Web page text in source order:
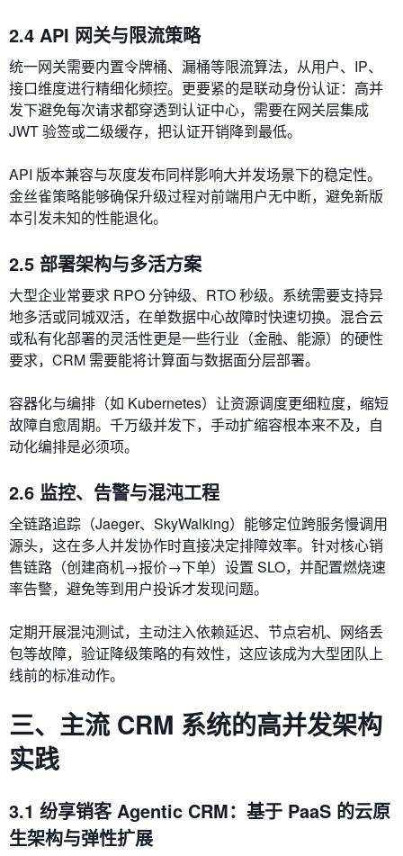
2.4 API 网关与限流策略
统一网关需要内置令牌桶、漏桶等限流算法，从用户、IP、
接口维度进行精细化频控。更要紧的是联动身份认证：高并
发下避免每次请求都穿透到认证中心，需要在网关层集成
JWT 验签或二级缓存，把认证开销降到最低。
API 版本兼容与灰度发布同样影响大并发场景下的稳定性。
金丝雀策略能够确保升级过程对前端用户无中断，避免新版
本引发未知的性能退化。
2.5 部署架构与多活方案
大型企业常要求 RPO 分钟级、RTO 秒级。系统需要支持异
地多活或同城双活，在单数据中心故障时快速切换。混合云
或私有化部署的灵活性更是一些行业（金融、能源）的硬性
要求，CRM 需要能将计算面与数据面分层部署。
容器化与编排（如 Kubernetes）让资源调度更细粒度，缩短
故障自愈周期。千万级并发下，手动扩缩容根本来不及，自
动化编排是必须项。
2.6 监控、告警与混沌工程
全链路追踪（Jaeger、SkyWalking）能够定位跨服务慢调用
源头，这在多人并发协作时直接决定排障效率。针对核心销
售链路（创建商机→报价→下单）设置 SLO，并配置燃烧速
率告警，避免等到用户投诉才发现问题。
定期开展混沌测试，主动注入依赖延迟、节点宕机、网络丢
包等故障，验证降级策略的有效性，这应该成为大型团队上
线前的标准动作。
三、主流 CRM 系统的高并发架构
实践
3.1 纷享销客 Agentic CRM：基于 PaaS 的云原
生架构与弹性扩展